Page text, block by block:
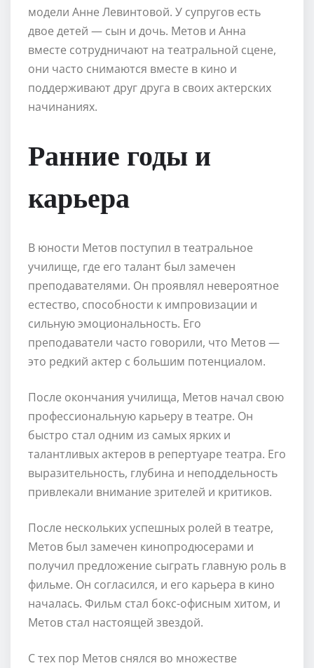
модели Анне Левинтовой. У супругов есть
двое детей — сын и дочь. Метов и Анна
вместе сотрудничают на театральной сцене,
они часто снимаются вместе в кино и
поддерживают друг друга в своих актерских
начинаниях.
Ранние годы и
карьера
В юности Метов поступил в театральное
училище, где его талант был замечен
преподавателями. Он проявлял невероятное
естество, способности к импровизации и
сильную эмоциональность. Его
преподаватели часто говорили, что Метов —
это редкий актер с большим потенциалом.
После окончания училища, Метов начал свою
профессиональную карьеру в театре. Он
быстро стал одним из самых ярких и
талантливых актеров в репертуаре театра. Его
выразительность, глубина и неподдельность
привлекали внимание зрителей и критиков.
После нескольких успешных ролей в театре,
Метов был замечен кинопродюсерами и
получил предложение сыграть главную роль в
фильме. Он согласился, и его карьера в кино
началась. Фильм стал бокс-офисным хитом, и
Метов стал настоящей звездой.
С тех пор Метов снялся во множестве